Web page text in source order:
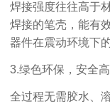
焊接强度往往高于
焊接的笔壳，能有
器件在震动环境下
3.绿色环保，安全
全过程无需胶水、